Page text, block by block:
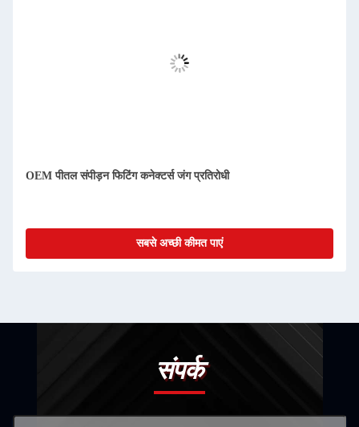
OEM पीतल संपीड़न फिटिंग कनेक्टर्स जंग प्रतिरोधी
सबसे अच्छी कीमत पाएं
संपर्क